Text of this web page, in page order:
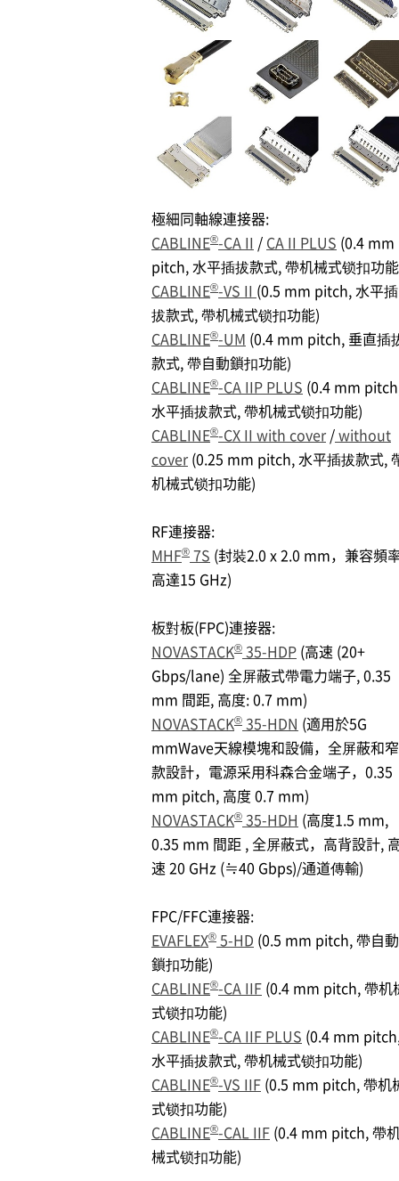
極細同軸線連接器:
CABLINE®-CA II / CA II PLUS (0.4 mm
pitch, 水平插拔款式, 帶机械式锁扣功
CABLINE®-VS II (0.5 mm pitch, 水平插
拔款式, 帶机械式锁扣功能)
CABLINE®-UM (0.4 mm pitch, 垂直插
款式, 帶自動鎖扣功能)
CABLINE®-CA IIP PLUS (0.4 mm
水平插拔款式, 帶机械式锁扣功能)
CABLINE®-CX II with cover/without
cover(0.25 mm pitch, 水平插拔款式,
机械式锁扣功能)
RF連接器:
MHF® 7S (封裝2.0 x 2.0 mm，兼容頻
高達15 GHz)
板對板(FPC)連接器:
NOVASTACK® 35-HDP (高速 (20+
Gbps/lane) 全屏蔽式帶電力端子, 0.35
mm 間距, 高度: 0.7 mm)
NOVASTACK® 35-HDN (適用於5G
mmWave天線模塊和設備，全屏蔽和窄
款設計，電源采用科森合金端子，0.35
mm pitch, 高度 0.7 mm)
NOVASTACK® 35-HDH (高度1.5 mm,
0.35 mm 間距 , 全屏蔽式，高背設計,
速 20 GHz (≒40 Gbps)/通道傳輸)
FPC/FFC連接器:
EVAFLEX® 5-HD (0.5 mm pitch, 帶自動
鎖扣功能)
CABLINE®-CA IIF (0.4 mm pitch, 帶机
式锁扣功能)
CABLINE®-CA IIF PLUS (0.4 mm
水平插拔款式, 帶机械式锁扣功能)
CABLINE®-VS IIF (0.5 mm pitch, 帶机
式锁扣功能)
CABLINE®-CAL IIF (0.4 mm pitch, 帶
械式锁扣功能)